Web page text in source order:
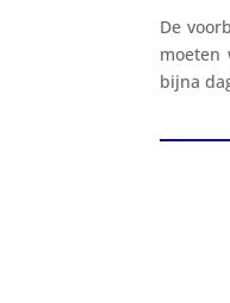
De
moeten
bijna